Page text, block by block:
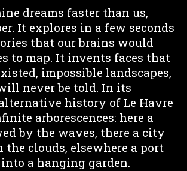
dreams faster than us,
It explores in a few seconds
that our brains would
to map. It invents faces that
impossible landscapes,
never be told. In its
history of Le Havre
arborescences: here a
by the waves, there a city
the clouds, elsewhere a port
a hanging garden.